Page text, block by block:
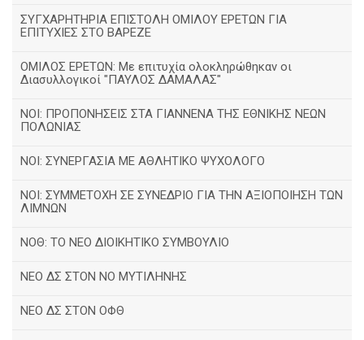
ΣΥΓΧΑΡΗΤΗΡΙΑ ΕΠΙΣΤΟΛΗ ΟΜΙΛΟΥ ΕΡΕΤΩΝ ΓΙΑ
ΕΠΙΤΥΧΙΕΣ ΣΤΟ ΒΑΡΕΖΕ
ΟΜΙΛΟΣ ΕΡΕΤΩΝ: Με επιτυχία ολοκληρώθηκαν οι
Διασυλλογικοί "ΠΑΥΛΟΣ ΔΑΜΑΛΑΣ"
ΝΟΙ: ΠΡΟΠΟΝΗΣΕΙΣ ΣΤΑ ΓΙΑΝΝΕΝΑ ΤΗΣ ΕΘΝΙΚΗΣ ΝΕΩΝ
ΠΟΛΩΝΙΑΣ
ΝΟΙ: ΣΥΝΕΡΓΑΣΙΑ ΜΕ ΑΘΛΗΤΙΚΟ ΨΥΧΟΛΟΓΟ
ΝΟΙ: ΣΥΜΜΕΤΟΧΗ ΣΕ ΣΥΝΕΔΡΙΟ ΓΙΑ ΤΗΝ ΑΞΙΟΠΟΙΗΣΗ ΤΩΝ
ΛΙΜΝΩΝ
ΝΟΘ: ΤΟ ΝΕΟ ΔΙΟΙΚΗΤΙΚΟ ΣΥΜΒΟΥΛΙΟ
ΝΕΟ ΔΣ ΣΤΟΝ ΝΟ ΜΥΤΙΛΗΝΗΣ
ΝΕΟ ΔΣ ΣΤΟΝ ΟΦΘ